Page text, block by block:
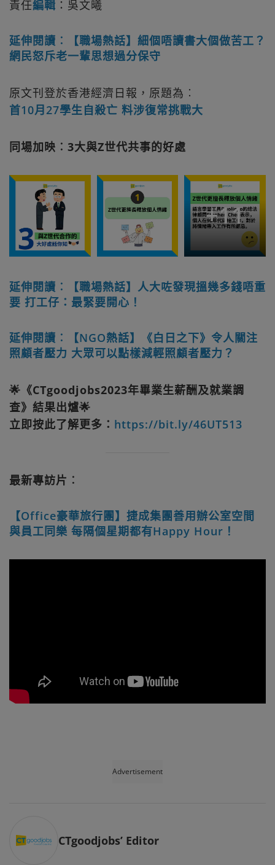
責任編輯 ：吳文曦
延伸閱讀︰【職場熱話】細個唔讀書大個做苦工？
網民怒斥老一輩思想過分保守
原文刊登於香港經濟日報，原題為︰
首10月27學生自殺亡 料涉復常挑戰大
同場加映︰3大與Z世代共事的好處
+11
延伸閱讀︰【職場熱話】人大咗發現搵幾多錢唔重
要 打工仔：最緊要開心！
延伸閱讀︰【NGO熱話】《白日之下》令人關注
照顧者壓力 大眾可以點樣減輕照顧者壓力？
🌟《CTgoodjobs2023年畢業生薪酬及就業調
查》結果出爐🌟
立即按此了解更多： https://bit.ly/46UT513
最新專訪片︰
【Office豪華旅行團】捷成集團善用辦公室空間
與員工同樂 每隔個星期都有Happy Hour！
Advertisement
CTgoodjobs’ Editor